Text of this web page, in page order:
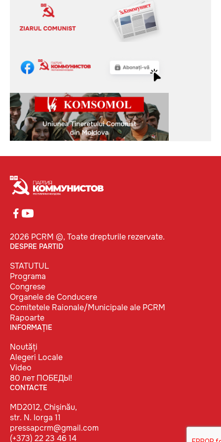
2026 PCRM ©, Toate drepturile rezervate.
DESPRE PARTID
STATUTUL
Programa
Congrese
Organele de Conducere
Comitetele Raionale/Municipale ale PCRM
Rapoarte
INFORMAȚIE
Noutăți
Alegeri Locale
Video
80 лет ПОБЕДЫ!
CONTACTE
MD2012, Chișinău,
str. N. Iorga 11
pressapcrm@gmail.com
(+373) 22 23 46 14